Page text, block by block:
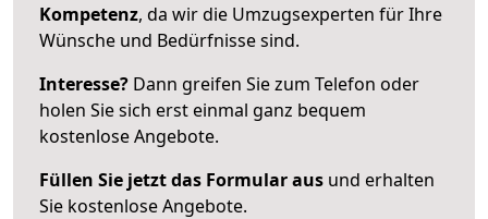
Kompetenz, da wir die Umzugsexperten für Ihre
Wünsche und Bedürfnisse sind.
Interesse? Dann greifen Sie zum Telefon oder
holen Sie sich erst einmal ganz bequem
kostenlose Angebote.
Füllen Sie jetzt das Formular aus und erhalten
Sie kostenlose Angebote.